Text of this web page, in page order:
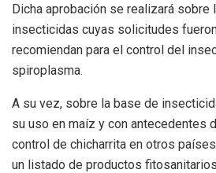
Dicha aprobación se realizará
insecticidas cuyas solicitudes
recomiendan para el control del
spiroplasma.
A su vez, sobre la base de
su uso en maíz y con antecedentes
control de chicharrita en otros
un listado de productos